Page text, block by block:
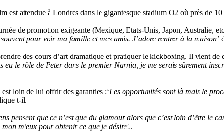
est attendue à Londres dans le gigantesque stadium O2 où près de
de promotion exigeante (Mexique, Etats-Unis, Japon, Australie,
pour voir ma famille et mes amis. J’adore rentrer à la maison’
des cours d’art dramatique et pratiquer le kickboxing. Il vient
eu le rôle de Peter dans le premier Narnia, je me serais sûrement
loin de lui offrir des garanties :‘Les opportunités sont là mais le
t-il.
pensent que ce n’est que du glamour alors que c’est loin d’être le
mieux pour obtenir ce que je désire'..